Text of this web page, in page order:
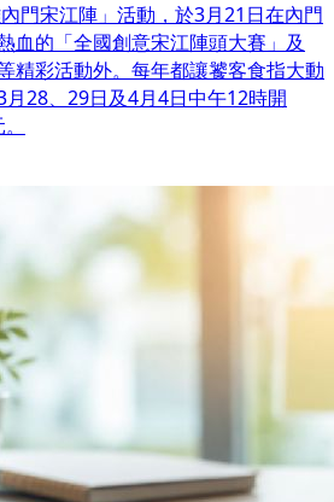
門宋江陣」活動，於3月21日在內門
血的「全國創意宋江陣頭大賽」及
精彩活動外。每年都讓饕客食指大動
28、29日及4月4日中午12時開